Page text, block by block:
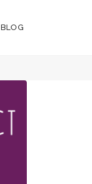
BLOG